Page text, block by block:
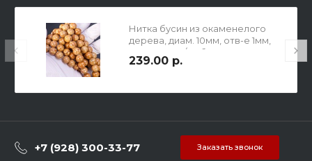
Нитка бусин из окаменелого
дерева, диам. 10мм, отв-е 1мм,
длина 19 см / 18 бусин,
коричневые, глянцевые.
239.00 р.
+7 (928) 300-33-77 Заказать звонок